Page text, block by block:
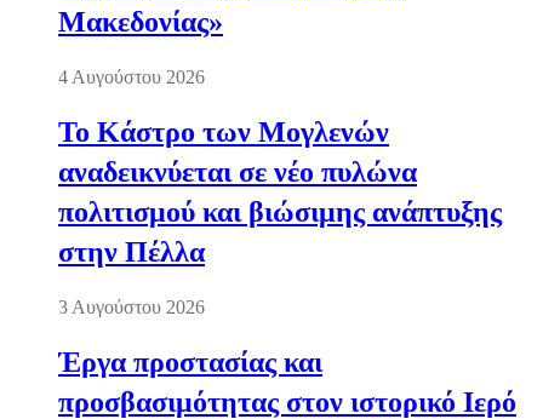
Μακεδονίας»
4 Αυγούστου 2026
Το Κάστρο των Μογλενών
αναδεικνύεται σε νέο πυλώνα
πολιτισμού και βιώσιμης ανάπτυξης
στην Πέλλα
3 Αυγούστου 2026
Έργα προστασίας και
προσβασιμότητας στον ιστορικό Ιερό